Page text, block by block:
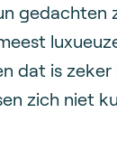
gedachten
dat is
zich niet